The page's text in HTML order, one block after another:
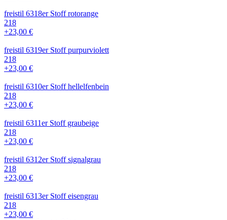
freistil 6318er Stoff rotorange
218
+23,00 €
freistil 6319er Stoff purpurviolett
218
+23,00 €
freistil 6310er Stoff hellelfenbein
218
+23,00 €
freistil 6311er Stoff graubeige
218
+23,00 €
freistil 6312er Stoff signalgrau
218
+23,00 €
freistil 6313er Stoff eisengrau
218
+23,00 €